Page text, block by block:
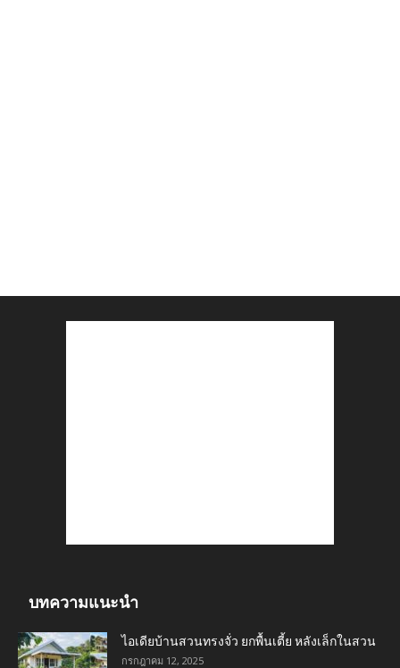
บทความแนะนำ
ไอเดียบ้านสวนทรงจั่ว ยกพื้นเตี้ย หลังเล็กในสวน
กรกฎาคม 12, 2025